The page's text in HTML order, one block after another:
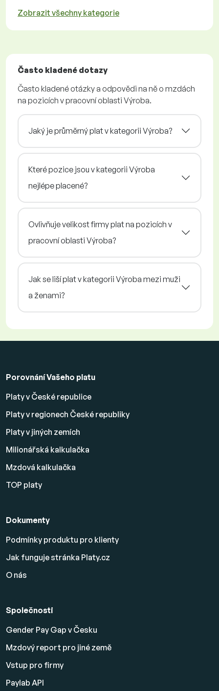
Zobrazit všechny kategorie
Často kladené dotazy
Často kladené otázky a odpovědi na ně o mzdách
na pozicích v pracovní oblasti Výroba.
Jaký je průměrný plat v kategorii Výroba?
Které pozice jsou v kategorii Výroba
nejlépe placené?
Ovlivňuje velikost firmy plat na pozicích v
pracovní oblasti Výroba?
Jak se liší plat v kategorii Výroba mezi muži
a ženami?
Porovnání Vašeho platu
Platy v České republice
Platy v regionech České republiky
Platy v jiných zemích
Milionářská kalkulačka
Mzdová kalkulačka
TOP platy
Dokumenty
Podmínky produktu pro klienty
Jak funguje stránka Platy.cz
O nás
Společnosti
Gender Pay Gap v Česku
Mzdový report pro jiné země
Vstup pro firmy
Paylab API